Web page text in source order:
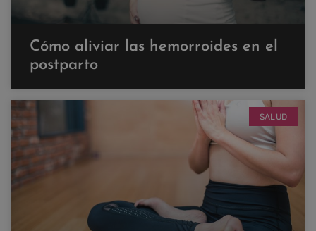
Cómo aliviar las hemorroides en el
postparto
SALUD